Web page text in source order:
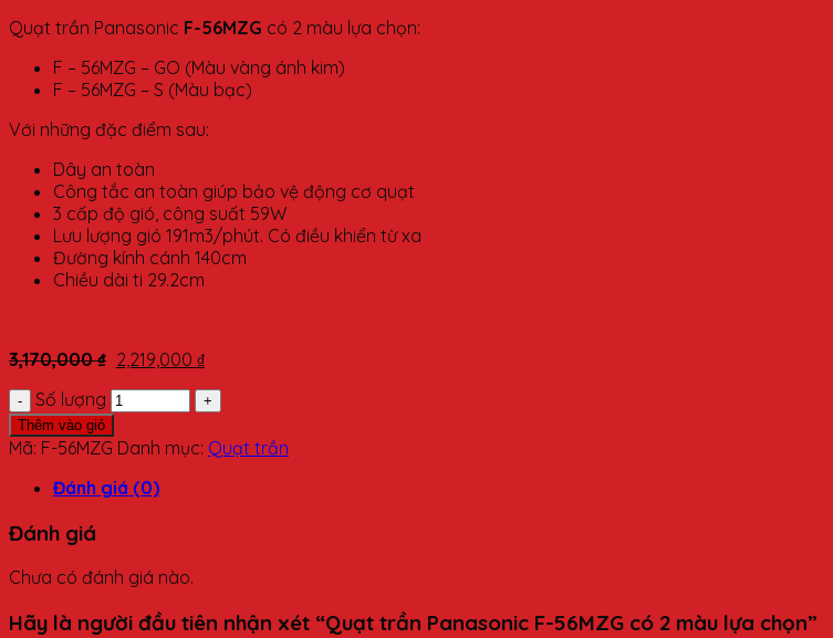
Quạt trần Panasonic F-56MZG có 2 màu lựa chọn:
F – 56MZG – GO (Màu vàng ánh kim)
F – 56MZG – S (Màu bạc)
Với những đặc điểm sau:
Dây an toàn
Công tắc an toàn giúp bảo vệ động cơ quạt
3 cấp độ gió, công suất 59W
Lưu lượng gió 191m3/phút. Có điều khiển từ xa
Đường kính cánh 140cm
Chiều dài ti 29.2cm
3,170,000₫ 2,219,000 ₫
Số lượng
Thêm vào giỏ
Mã: F-56MZG Danh mục: Quạt trần
Đánh giá (0)
Đánh giá
Chưa có đánh giá nào.
Hãy là người đầu tiên nhận xét “Quạt trần Panasonic F-56MZG có 2 màu lựa chọn”